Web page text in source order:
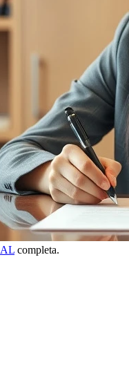
completa.